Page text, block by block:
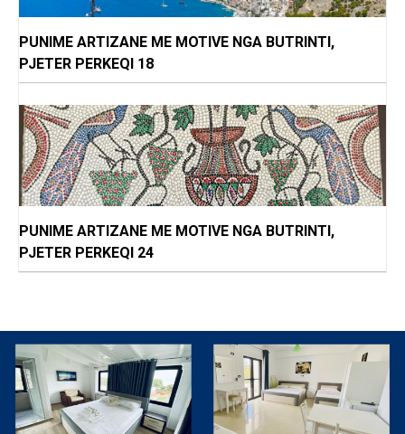
PUNIME ARTIZANE ME MOTIVE NGA BUTRINTI,
PJETER PERKEQI 18
PUNIME ARTIZANE ME MOTIVE NGA BUTRINTI,
PJETER PERKEQI 24